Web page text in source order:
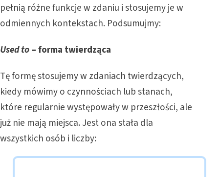
pełnią różne funkcje w zdaniu i stosujemy je w
odmiennych kontekstach. Podsumujmy:
Used to– forma twierdząca
Tę formę stosujemy w zdaniach twierdzących,
kiedy mówimy o czynnościach lub stanach,
które regularnie występowały w przeszłości, ale
już nie mają miejsca. Jest ona stała dla
wszystkich osób i liczby: